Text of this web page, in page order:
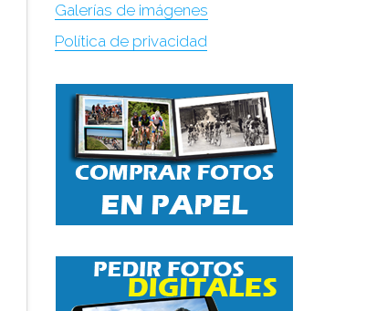
Galerías de imágenes
Política de privacidad